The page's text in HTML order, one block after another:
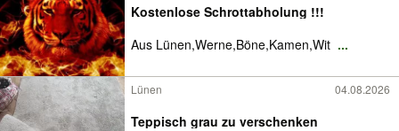
Kostenlose Schrottabholung !!!
Aus Lünen,Werne,Böne,Kamen,Wit ...
Lünen 04.08.2026
Teppisch grau zu verschenken